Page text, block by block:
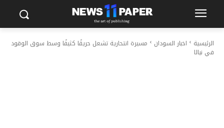
الرئيسية اخبار السودان
مسيرة انتحارية تشعل حريقًا كثيفًا وسط سوق الوقود
في نيالا